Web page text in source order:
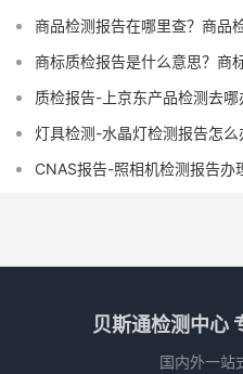
商品检测报告在哪里查？商品
商标质检报告是什么意思？商
质检报告-上京东产品检测去哪
灯具检测-水晶灯检测报告怎么
CNAS报告-照相机检测报告办
贝斯通检测中心
国内外一站